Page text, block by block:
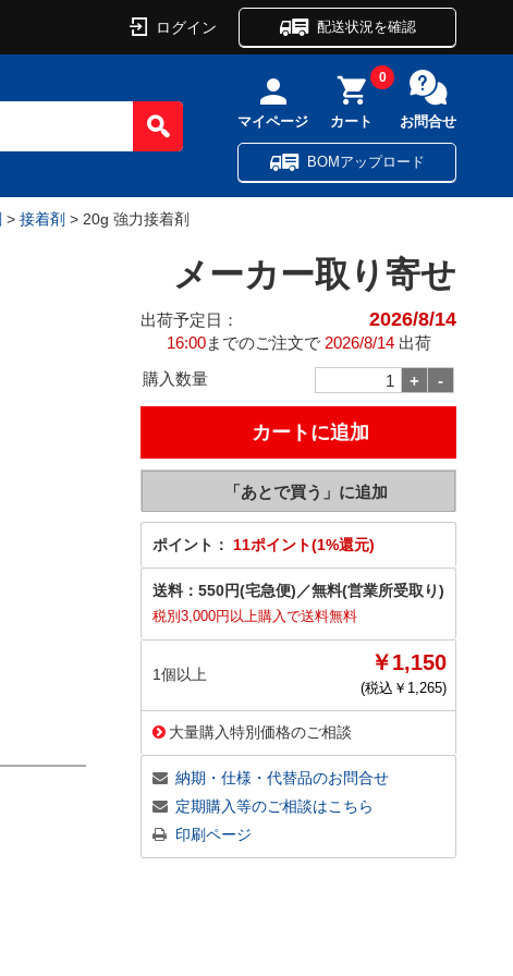
ログイン 配送状況を確認
マイページ カート
0
お問合せ
BOMアップロード
> 接着剤 > 20g 強力接着剤
メーカー取り寄せ
出荷予定日： 2026/8/14
16:00までのご注文で 2026/8/14出荷
購入数量
ポイント： 11ポイント(1%還元)
送料： 550円(宅急便) ／無料(営業所受取り)
税別3,000円以上購入で送料無料
1個以上 ￥1,150
(税込￥ 1,265)
大量購入特別価格のご相談
納期・仕様・代替品のお問合せ
定期購入等のご相談はこちら
印刷ページ